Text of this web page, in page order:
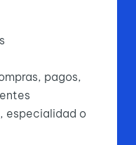
pagos,
especialidad o